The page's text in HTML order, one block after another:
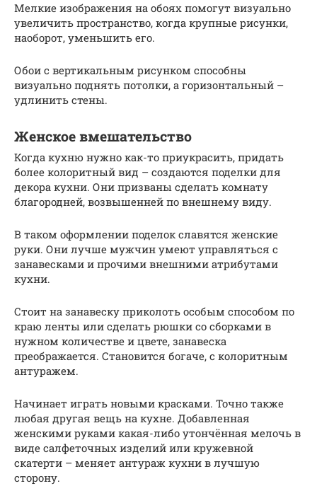
Мелкие изображения на обоях помогут визуально
увеличить пространство, когда крупные рисунки,
наоборот, уменьшить его.
Обои с вертикальным рисунком способны
визуально поднять потолки, а горизонтальный –
удлинить стены.
Женское вмешательство
Когда кухню нужно как-то приукрасить, придать
более колоритный вид – создаются поделки для
декора кухни. Они призваны сделать комнату
благородней, возвышенней по внешнему виду.
В таком оформлении поделок славятся женские
руки. Они лучше мужчин умеют управляться с
занавесками и прочими внешними атрибутами
кухни.
Стоит на занавеску приколоть особым способом по
краю ленты или сделать рюшки со сборками в
нужном количестве и цвете, занавеска
преображается. Становится богаче, с колоритным
антуражем.
Начинает играть новыми красками. Точно также
любая другая вещь на кухне. Добавленная
женскими руками какая-либо утончённая мелочь в
виде салфеточных изделий или кружевной
скатерти – меняет антураж кухни в лучшую
сторону.